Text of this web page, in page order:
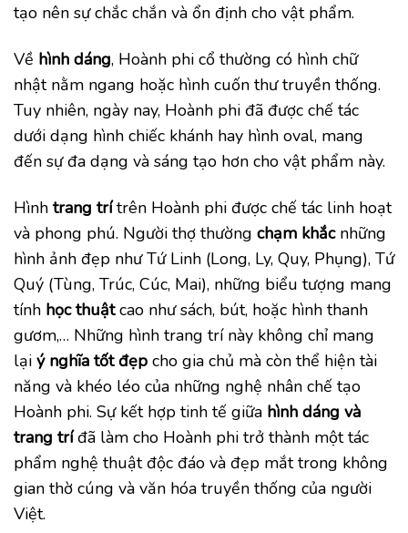
tạo nên sự chắc chắn và ổn định cho vật phẩm.
Về hình dáng, Hoành phi cổ thường có hình chữ
nhật nằm ngang hoặc hình cuốn thư truyền thống.
Tuy nhiên, ngày nay, Hoành phi đã được chế tác
dưới dạng hình chiếc khánh hay hình oval, mang
đến sự đa dạng và sáng tạo hơn cho vật phẩm này.
Hình trang trítrên Hoành phi được chế tác linh hoạt
và phong phú. Người thợ thường chạm khắcnhững
hình ảnh đẹp như Tứ Linh (Long, Ly, Quy, Phụng), Tứ
Quý (Tùng, Trúc, Cúc, Mai), những biểu tượng mang
tính học thuậtcao như sách, bút, hoặc hình thanh
gươm,… Những hình trang trí này không chỉ mang
lại ý nghĩa tốt đẹp cho gia chủ mà còn thể hiện tài
năng và khéo léo của những nghệ nhân chế tạo
Hoành phi. Sự kết hợp tinh tế giữa hình dáng và
trang tríđã làm cho Hoành phi trở thành một tác
phẩm nghệ thuật độc đáo và đẹp mắt trong không
gian thờ cúng và văn hóa truyền thống của người
Việt.